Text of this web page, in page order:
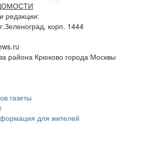
редакции:
корп. 1444
района Крюково города Москвы
газеты
для жителей